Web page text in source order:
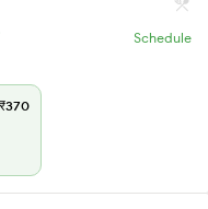
Schedule
₹370